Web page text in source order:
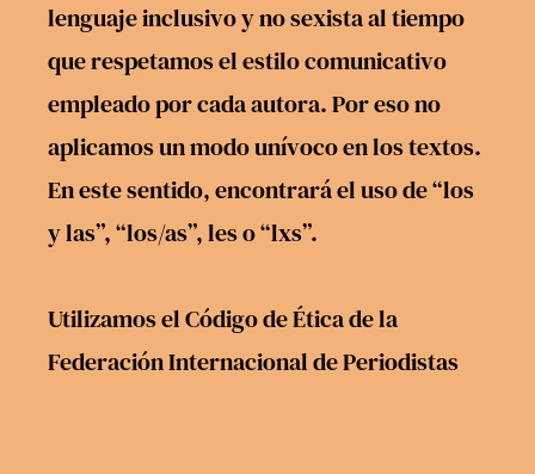
lenguaje inclusivo y no sexista al tiempo
que respetamos el estilo comunicativo
empleado por cada autora. Por eso no
aplicamos un modo unívoco en los textos.
En este sentido, encontrará el uso de “los
y las”, “los/as”, les o “lxs”.
Utilizamos elCódigo de Éticade la
Federación Internacional de Periodistas